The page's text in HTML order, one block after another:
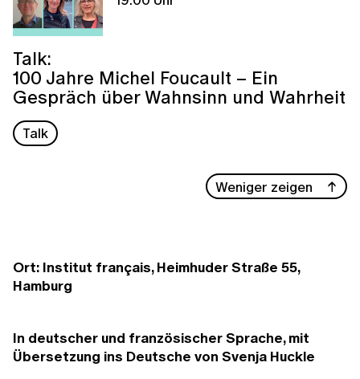
Talk:
100 Jahre Michel Foucault – Ein
Gespräch über Wahnsinn und Wahrheit
Talk
Weniger zeigen
Ort: Institut français, Heimhuder Straße 55,
Hamburg
In deutscher und französischer Sprache, mit
Übersetzung ins Deutsche von Svenja Huckle